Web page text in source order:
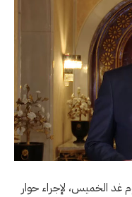
الخميس، لإجراء حوار